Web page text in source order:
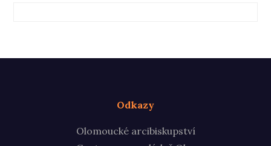
Odkazy
Olomoucké arcibiskupství